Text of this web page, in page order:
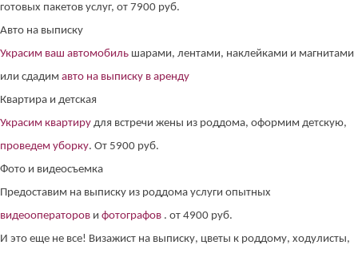
готовых пакетов услуг, от 7900 руб.
Авто на выписку
Украсим ваш автомобиль шарами, лентами, наклейками и магнитами
или сдадим авто на выписку в аренду
Квартира и детская
Украсим квартиру для встречи жены из роддома, оформим детскую,
проведем уборку. От 5900 руб.
Фото и видеосъемка
Предоставим на выписку из роддома услуги опытных
видеооператоров и фотографов . от 4900 руб.
И это еще не все! Визажист на выписку, цветы к роддому, ходулисты,